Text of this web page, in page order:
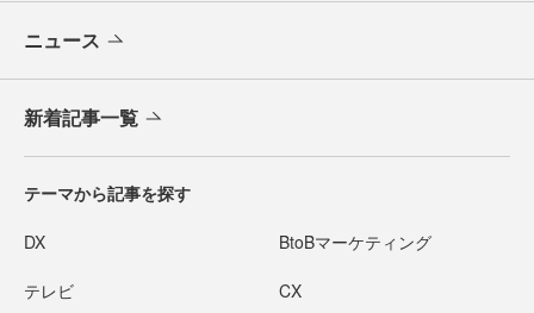
ニュース
新着記事一覧
テーマから記事を探す
DX BtoBマーケティング
テレビ CX